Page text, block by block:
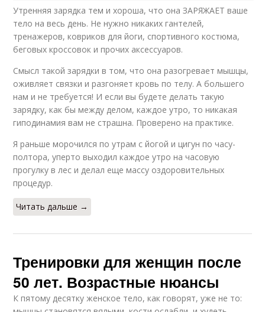
Утренняя зарядка тем и хороша, что она ЗАРЯЖАЕТ ваше
тело на весь день. Не нужно никаких гантелей,
тренажеров, ковриков для йоги, спортивного костюма,
беговых кроссовок и прочих аксессуаров.
Смысл такой зарядки в том, что она разогревает мышцы,
оживляет связки и разгоняет кровь по телу. А большего
нам и не требуется! И если вы будете делать такую
зарядку, как бы между делом, каждое утро, то никакая
гиподинамия вам не страшна. Проверено на практике.
Я раньше морочился по утрам с йогой и цигун по часу-
полтора, уперто выходил каждое утро на часовую
прогулку в лес и делал еще массу оздоровительных
процедур.
Читать дальше →
Тренировки для женщин после
50 лет. Возрастные нюансы
К пятому десятку женское тело, как говорят, уже не то: